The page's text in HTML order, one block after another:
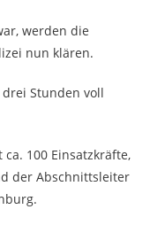
werden die
nun klären.
Stunden voll
100 Einsatzkräfte,
der Abschnittsleiter